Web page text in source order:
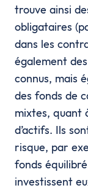
trouve ainsi
obligataires
dans les
également
connus, mais
des fonds de
mixtes, quant
d’actifs. Ils
risque, par
fonds
investissent